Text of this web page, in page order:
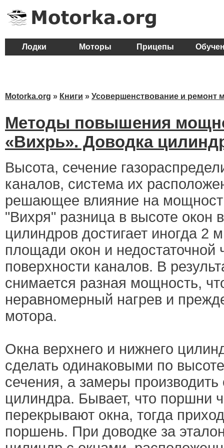
Лодки Моторы Прицепы
Motorka.org » Книги » Усовершенствование и ремонт
Методы повышения
«Вихрь». Доводка
Высота, сечение
каналов, система их
решающее влияние на
"Вихря" разница в высоте окон
цилиндров достигает иногда 2
площади окон и недостаточной
поверхности каналов. В
снимается разная мощность,
неравномерный нагрев и
мотора.
Окна верхнего и нижнего
сделать одинаковыми по
сечения, а замеры производить
цилиндра. Бывает, что поршни
перекрывают окна, тогда
поршень. При доводке за